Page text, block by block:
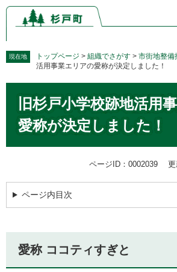
ペ
の
で
メ
ー
ば
へ
現在地 トップページ > 組織でさがす > 市街地整備
活用事業エリアの愛称が決定しました！
旧杉戸小学校跡地活用
愛称が決定しました！
ページID：0002039
ページ内目次
愛称 ココティすぎと